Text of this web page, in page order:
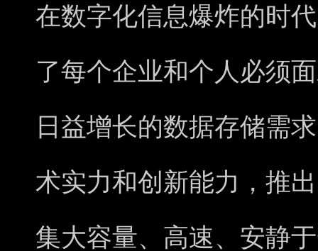
在数字化信息爆炸的时
了每个企业和个人必须
日益增长的数据存储需
术实力和创新能力，推
集大容量、高速、安静